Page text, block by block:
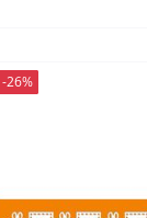
-26%